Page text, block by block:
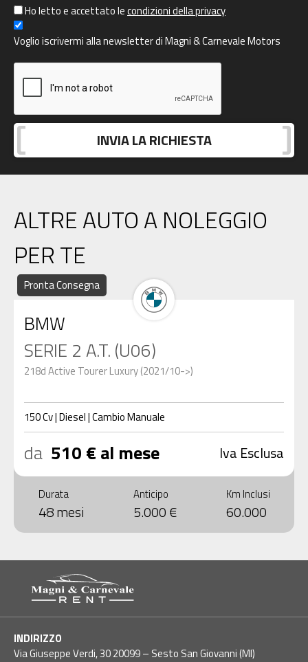
Ho letto e accettato lecondizioni della privacy
Voglio iscrivermi alla newsletter di Magni & Carnevale Motors
ALTRE AUTO A NOLEGGIO
PER TE
Pronta Consegna
BMW
SERIE 2 A.T. (U06)
218d Active Tourer Luxury (2021/10->)
150Cv|Diesel|CambioManuale
da 510 € al mese Iva Esclusa
Durata
48 mesi
Anticipo
5.000 €
Km Inclusi
60.000
INDIRIZZO
Via Giuseppe Verdi, 30 20099 – Sesto San Giovanni (MI)